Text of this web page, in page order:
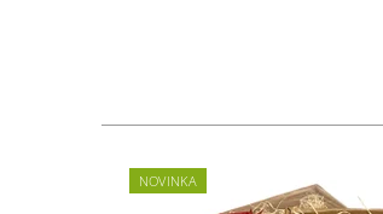
NOVINKA